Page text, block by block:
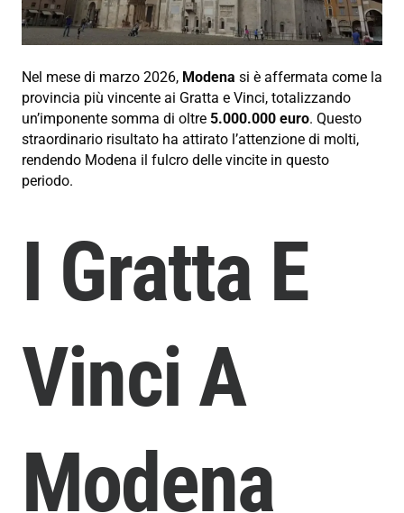
Nel mese di marzo 2026, Modena si è affermata come la
provincia più vincente ai Gratta e Vinci, totalizzando
un’imponente somma di oltre 5.000.000 euro. Questo
straordinario risultato ha attirato l’attenzione di molti,
rendendo Modena il fulcro delle vincite in questo
periodo.
I Gratta E
Vinci A
Modena